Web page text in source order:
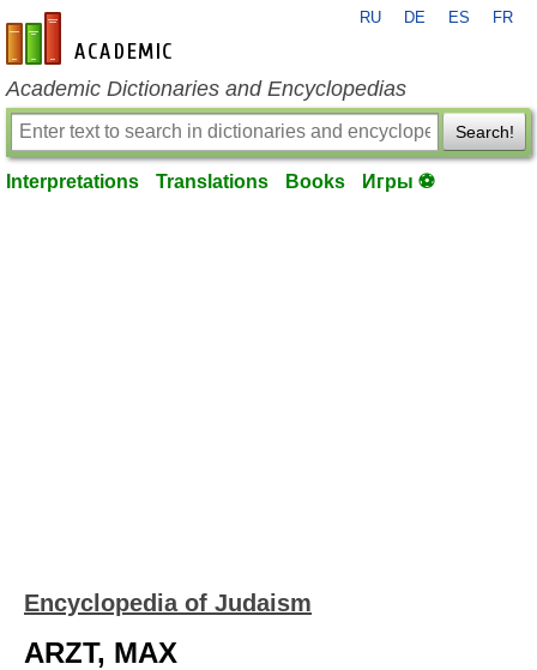
en-academic.com
RU DE ES FR
Academic Dictionaries and Encyclopedias
Search!
Interpretations Translations Books Игры ⚽
Encyclopedia of Judaism
ARZT, MAX